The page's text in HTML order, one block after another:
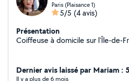
Paris (Plaisance 1)
5/5 (4 avis)
Présentation
Coiffeuse à domicile sur l'Île-de-
Dernier avis laissé par Mariam :
Il y a plus de 6 mois